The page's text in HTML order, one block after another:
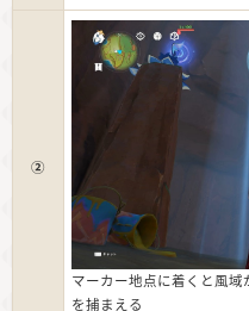
②
マーカー地点に着くと風
を捕まえる